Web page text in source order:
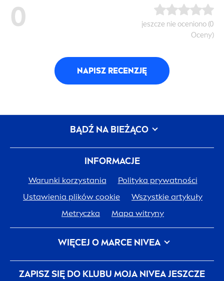
0
jeszcze nie oceniono (0
Oceny)
NAPISZ RECENZJĘ
INFORMACJE
Warunki korzystania
Polityka prywatności
Ustawienia plików cookie
Wszystkie artykuły
Metryczka
Mapa witryny
WIĘCEJ O MARCE NIVEA
HistoriaNIVEA
Kariera w Beiersdorf
ZAPISZ SIĘ DO KLUBU MOJA NIVEAJESZCZE
BĄDŹ NA BIEŻĄCO